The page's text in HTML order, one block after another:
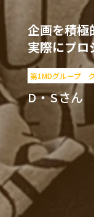
企画を積極
実際にプロ
第1MDグループ
D・Sさん